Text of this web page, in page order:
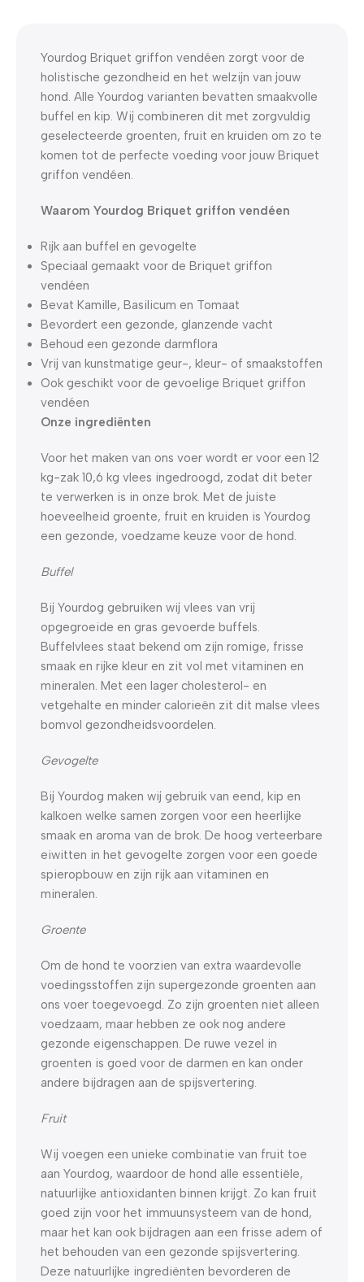
Yourdog Briquet griffon vendéen zorgt voor de
holistische gezondheid en het welzijn van jouw
hond. Alle Yourdog varianten bevatten smaakvolle
buffel en kip. Wij combineren dit met zorgvuldig
geselecteerde groenten, fruit en kruiden om zo te
komen tot de perfecte voeding voor jouw Briquet
griffon vendéen.
Waarom Yourdog Briquet griffon vendéen
Rijk aan buffel en gevogelte
Speciaal gemaakt voor de Briquet griffon
vendéen
Bevat Kamille, Basilicum en Tomaat
Bevordert een gezonde, glanzende vacht
Behoud een gezonde darmflora
Vrij van kunstmatige geur-, kleur- of smaakstoffen
Ook geschikt voor de gevoelige Briquet griffon
vendéen
Onze ingrediënten
Voor het maken van ons voer wordt er voor een 12
kg-zak 10,6 kg vlees ingedroogd, zodat dit beter
te verwerken is in onze brok. Met de juiste
hoeveelheid groente, fruit en kruiden is Yourdog
een gezonde, voedzame keuze voor de hond.
Buffel
Bij Yourdog gebruiken wij vlees van vrij
opgegroeide en gras gevoerde buffels.
Buffelvlees staat bekend om zijn romige, frisse
smaak en rijke kleur en zit vol met vitaminen en
mineralen. Met een lager cholesterol- en
vetgehalte en minder calorieën zit dit malse vlees
bomvol gezondheidsvoordelen.
Gevogelte
Bij Yourdog maken wij gebruik van eend, kip en
kalkoen welke samen zorgen voor een heerlijke
smaak en aroma van de brok. De hoog verteerbare
eiwitten in het gevogelte zorgen voor een goede
spieropbouw en zijn rijk aan vitaminen en
mineralen.
Groente
Om de hond te voorzien van extra waardevolle
voedingsstoffen zijn supergezonde groenten aan
ons voer toegevoegd. Zo zijn groenten niet alleen
voedzaam, maar hebben ze ook nog andere
gezonde eigenschappen. De ruwe vezel in
groenten is goed voor de darmen en kan onder
andere bijdragen aan de spijsvertering.
Fruit
Wij voegen een unieke combinatie van fruit toe
aan Yourdog, waardoor de hond alle essentiële,
natuurlijke antioxidanten binnen krijgt. Zo kan fruit
goed zijn voor het immuunsysteem van de hond,
maar het kan ook bijdragen aan een frisse adem of
het behouden van een gezonde spijsvertering.
Deze natuurlijke ingrediënten bevorderen de